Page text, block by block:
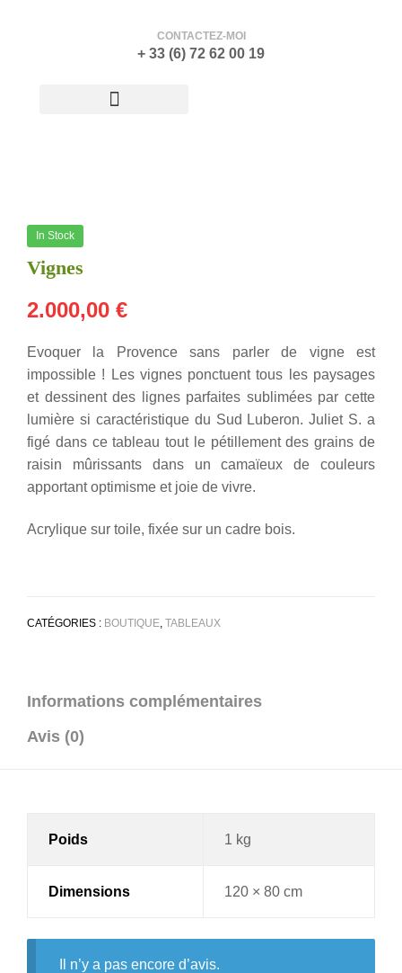
CONTACTEZ-MOI
+ 33 (6) 72 62 00 19
In Stock
Vignes
2.000,00 €
Evoquer la Provence sans parler de vigne est
impossible ! Les vignes ponctuent tous les paysages
et dessinent des lignes parfaites sublimées par cette
lumière si caractéristique du Sud Luberon. Juliet S. a
figé dans ce tableau tout le pétillement des grains de
raisin mûrissants dans un camaïeux de couleurs
apportant optimisme et joie de vivre.
Acrylique sur toile, fixée sur un cadre bois.
CATÉGORIES : BOUTIQUE, TABLEAUX
Informations complémentaires
Avis (0)
Poids 1 kg
Dimensions 120 × 80 cm
Il n’y a pas encore d’avis.